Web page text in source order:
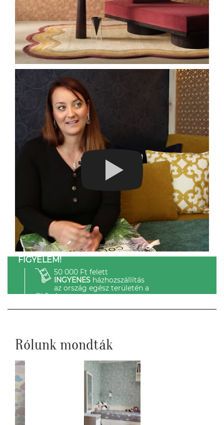
FIGYELEM!
50 000 Ft felett
INGYENESházhozszállítás
az ország egész területén a
GLS-el.
Rólunk mondták